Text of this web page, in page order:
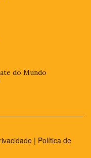
do Mundo
| Política de